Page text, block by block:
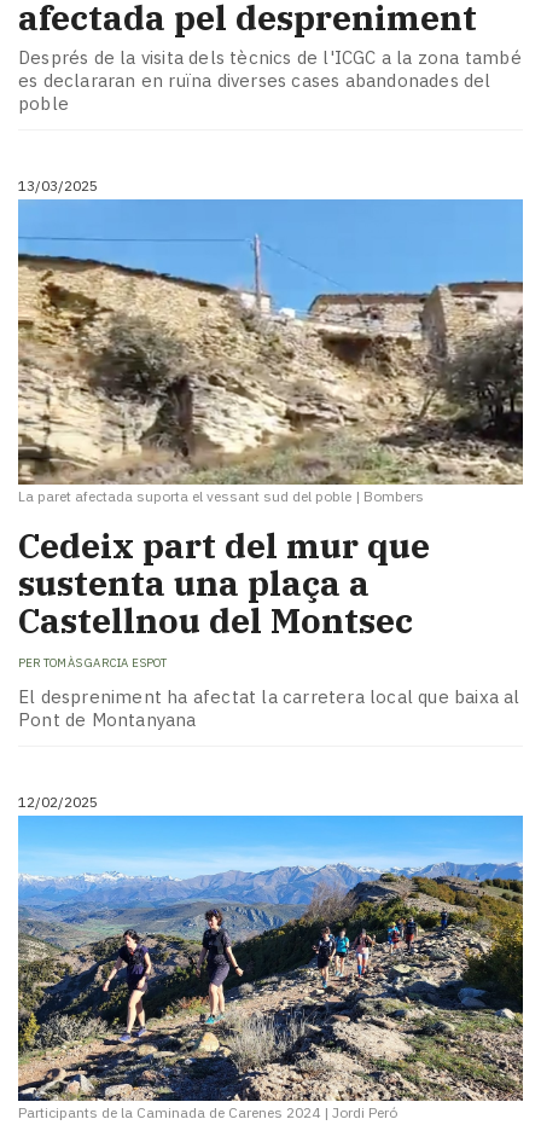
afectada pel despreniment
Després de la visita dels tècnics de l'ICGC a la zona també
es declararan en ruïna diverses cases abandonades del
poble
13/03/2025
La paret afectada suporta el vessant sud del poble | Bombers
Cedeix part del mur que
sustenta una plaça a
Castellnou del Montsec
PER TOMÀS GARCIA ESPOT
El despreniment ha afectat la carretera local que baixa al
Pont de Montanyana
12/02/2025
Participants de la Caminada de Carenes 2024 | Jordi Peró